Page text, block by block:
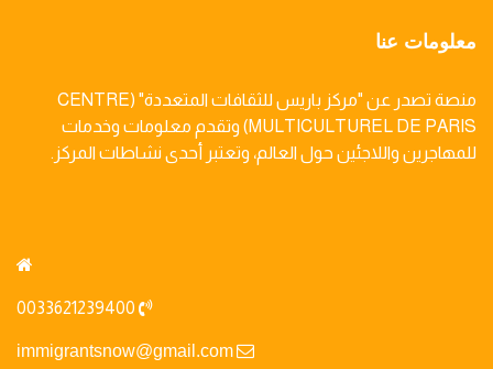
معلومات عنا
منصة تصدر عن "مركز باريس للثقافات المتعددة" (CENTRE
MULTICULTUREL DE PARIS) وتقدم معلومات وخدمات
للمهاجرين واللاجئين حول العالم، وتعتبر أحدى نشاطات المركز.
immigrantsnow@gmail.com